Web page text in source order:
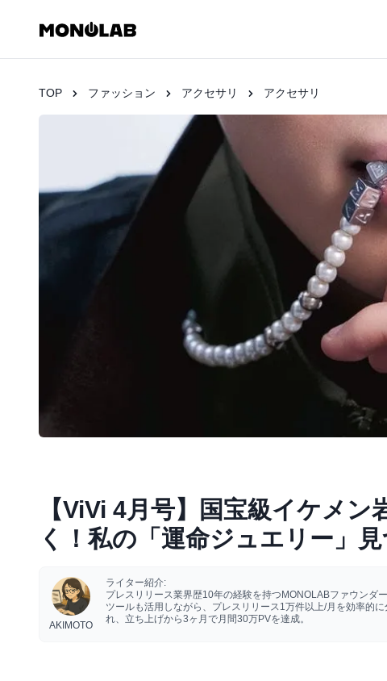
TOP ファッション アクセサリ アクセサリ
【ViVi 4月号】国宝級イケメ
く！私の「運命ジュエリー」
AKIMOTO
ライター紹介:
プレスリリース業界歴10年の経験を持つMONOLABファウンダ
ツールも活用しながら、プレスリリース1万件以上/月を効率的
れ、立ち上げから3ヶ月で月間30万PVを達成。